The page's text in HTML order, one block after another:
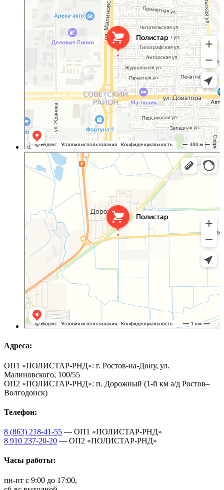
Полистар
Оргстекло, поликарбонат в Ростовской области
Светопрозрачные конструкции в Ростовской области
Адреса:
ОП1 «ПОЛИСТАР-РНД»: г. Ростов-на-Дону, ул.
Малиновского, 100/55
ОП2 «ПОЛИСТАР-РНД»: п. Дорожный (1-й км а/д Ростов–
Волгодонск)
Телефон:
8 (863) 218-41-55 — ОП1 «ПОЛИСТАР-РНД»
8 910 237-20-20 — ОП2 «ПОЛИСТАР-РНД»
Часы работы:
пн-пт с 9:00 до 17:00,